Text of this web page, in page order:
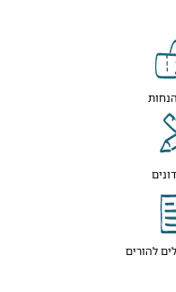
להורים